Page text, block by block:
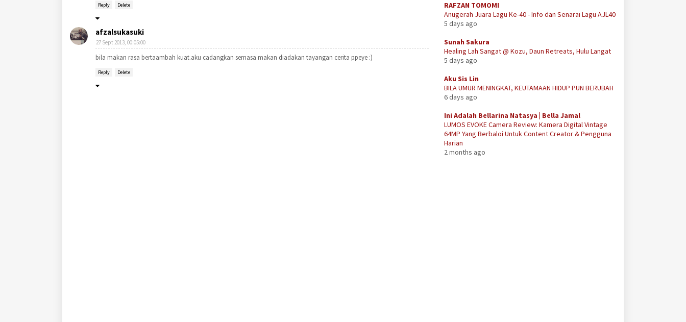
Reply Delete
afzalsukasuki
27 Sept 2013, 00:05:00
bila makan rasa bertaambah kuat.aku cadangkan semasa makan diadakan tayangan cerita ppeye :)
Reply Delete
RAFZAN TOMOMI
Anugerah Juara Lagu Ke-40 - Info dan Senarai Lagu AJL40
5 days ago
Sunah Sakura
Healing Lah Sangat @ Kozu, Daun Retreats, Hulu Langat
5 days ago
Aku Sis Lin
BILA UMUR MENINGKAT, KEUTAMAAN HIDUP PUN BERUBAH
6 days ago
Ini Adalah Bellarina Natasya | Bella Jamal
LUMOS EVOKE Camera Review: Kamera Digital Vintage
64MP Yang Berbaloi Untuk Content Creator & Pengguna
Harian
2 months ago